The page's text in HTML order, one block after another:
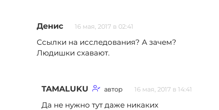
Денис 16 мая, 2017 в 02:41
Ссылки на исследования? А зачем?
Людишки схавают.
TAMALUKU автор 16 мая, 2017 в 14:41
Да не нужно тут даже никаких